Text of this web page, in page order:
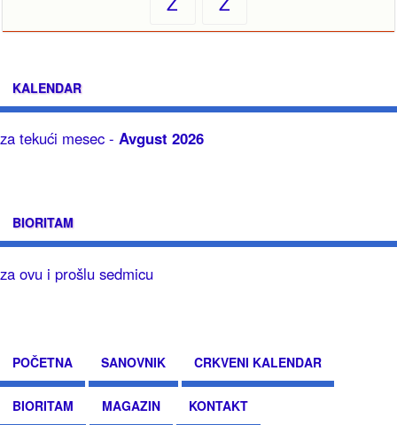
KALENDAR
za tekući mesec - Avgust 2026
BIORITAM
za ovu i prošlu sedmicu
POČETNA SANOVNIK CRKVENI KALENDAR
BIORITAM MAGAZIN KONTAKT